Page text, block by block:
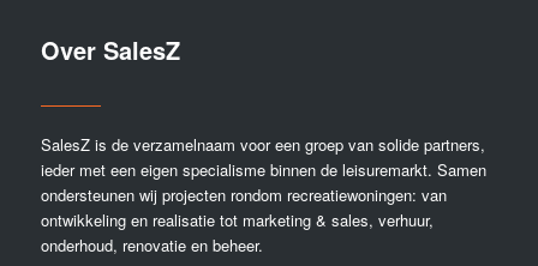
Over SalesZ
SalesZ is de verzamelnaam voor een groep van solide partners,
ieder met een eigen specialisme binnen de leisuremarkt. Samen
ondersteunen wij projecten rondom recreatiewoningen: van
ontwikkeling en realisatie tot marketing & sales, verhuur,
onderhoud, renovatie en beheer.